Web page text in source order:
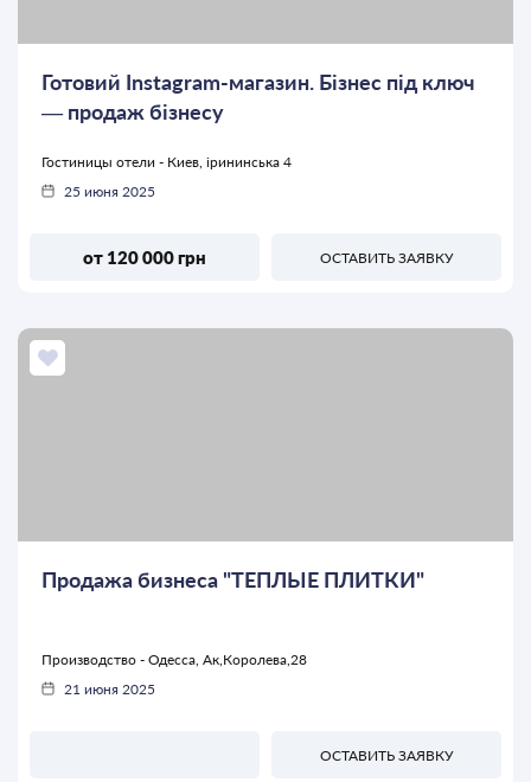
Готовий Instagram-магазин. Бізнес під ключ
— продаж бізнеcу
Гостиницы отели - Киев, ірининська 4
25 июня 2025
от 120 000 грн ОСТАВИТЬ ЗАЯВКУ
Продажа бизнеса "ТЕПЛЫЕ ПЛИТКИ"
Производство - Одесса, Ак,Королева,28
21 июня 2025
ОСТАВИТЬ ЗАЯВКУ